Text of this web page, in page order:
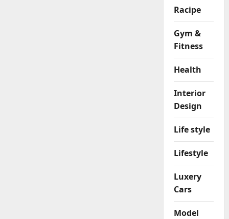
Racipe
Gym &
Fitness
Health
Interior
Design
Life style
Lifestyle
Luxery
Cars
Model